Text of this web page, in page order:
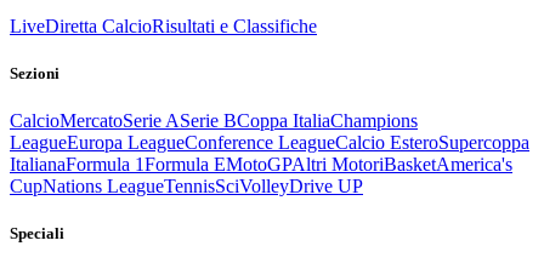
LiveDiretta CalcioRisultati e Classifiche
Sezioni
CalcioMercatoSerie ASerie BCoppa ItaliaChampions
LeagueEuropa LeagueConference LeagueCalcio EsteroSupercoppa
ItalianaFormula 1Formula EMotoGPAltri MotoriBasketAmerica's
CupNations LeagueTennisSciVolleyDrive UP
Speciali